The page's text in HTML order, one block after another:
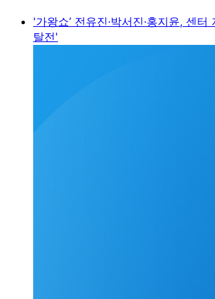
'가왕쇼’ 전유진·박서진·홍지윤, 센
탈전'